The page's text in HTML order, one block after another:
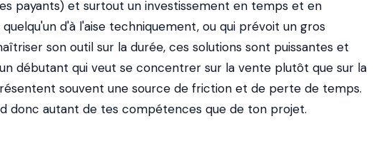
payants) et surtout un investissement en temps et en
d'à l'aise techniquement, ou qui prévoit un gros
son outil sur la durée, ces solutions sont puissantes et
débutant qui veut se concentrer sur la vente plutôt que sur la
souvent une source de friction et de perte de temps.
donc autant de tes compétences que de ton projet.